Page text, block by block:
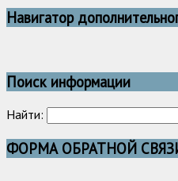
Навигатор
Поиск информации
Найти:
ФОРМА ОБРАТНОЙ